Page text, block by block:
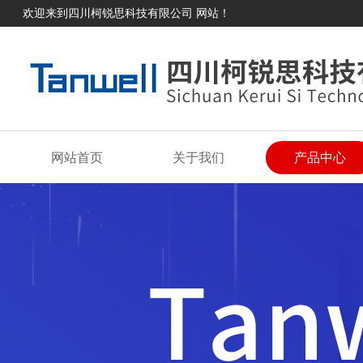
欢迎来到四川柯锐思科技有限公司 网站！
网站首页 关于我们 产品中心